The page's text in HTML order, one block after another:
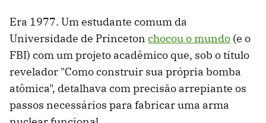
Era 1977. Um estudante comum da
Universidade de Princeton chocou o mundo (e o
FBI) ​​com um projeto acadêmico que, sob o título
revelador "Como construir sua própria bomba
atômica", detalhava com precisão arrepiante os
passos necessários para fabricar uma arma